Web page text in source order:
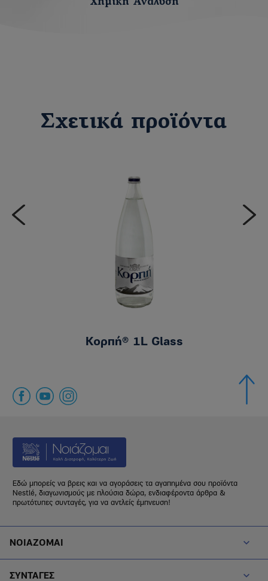
Σχετικά προϊόντα
Κορπή® 1L Glass
Εδώ μπορείς να βρεις και να αγοράσεις τα αγαπημένα σου προϊόντα
Nestlé, διαγωνισμούς με πλούσια δώρα, ενδιαφέροντα άρθρα &
πρωτότυπες συνταγές, για να αντλείς έμπνευση!
ΝΟΙΑΖΟΜΑΙ
ΣΥΝΤΑΓΕΣ